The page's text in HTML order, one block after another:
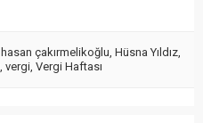
hasan çakırmelikoğlu Hüsna Yıldız
vergi Vergi Haftası